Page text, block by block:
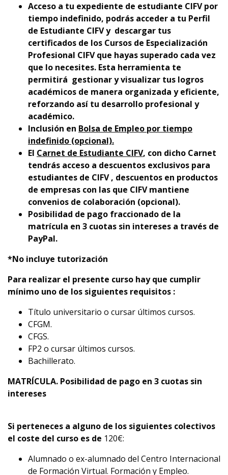
Acceso a tu expediente de estudiante CIFV por
tiempo indefinido, podrás acceder a tu Perfil
de Estudiante CIFV y descargar tus
certificados de los Cursos de Especialización
Profesional CIFV que hayas superado cada vez
que lo necesites. Esta herramienta te
permitirá gestionar y visualizar tus logros
académicos de manera organizada y eficiente,
reforzando así tu desarrollo profesional y
académico.
Inclusión en Bolsa de Empleo por tiempo
indefinido (opcional).
El Carnet de Estudiante CIFV, con dicho Carnet
tendrás acceso a descuentos exclusivos para
estudiantes de CIFV , descuentos en productos
de empresas con las que CIFV mantiene
convenios de colaboración (opcional).
Posibilidad de pago fraccionado de la
matrícula en 3 cuotas sin intereses a través de
PayPal.
*No incluye tutorización
Para realizar el presente curso hay que cumplir
mínimo uno de los siguientes requisitos :
Título universitario o cursar últimos cursos.
CFGM.
CFGS.
FP2 o cursar últimos cursos.
Bachillerato.
MATRÍCULA. Posibilidad de pago en 3 cuotas sin
intereses
Si perteneces a alguno de los siguientes colectivos
el coste del curso es de 120€:
Alumnado o ex-alumnado del Centro Internacional
de Formación Virtual. Formación y Empleo.